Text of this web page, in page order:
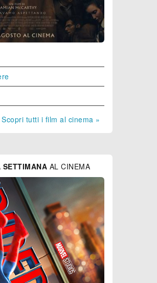
Scopri tutti i film al cinema »
SETTIMANA AL CINEMA